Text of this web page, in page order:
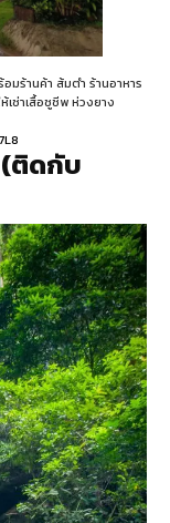
มร้านค้า ส้มตำ ร้านอาหาร
เช่าเสื้อชูชีพ ห่วงยาง
(ติดกับ